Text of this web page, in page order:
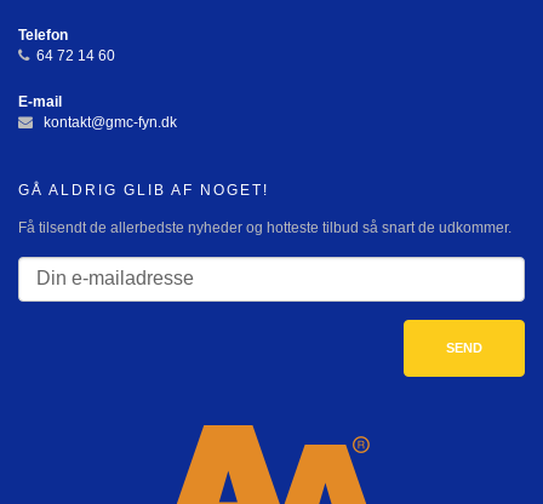
Telefon
64 72 14 60
E-mail
kontakt@gmc-fyn.dk
GÅ ALDRIG GLIB AF NOGET!
Få tilsendt de allerbedste nyheder og hotteste tilbud så snart de udkommer.